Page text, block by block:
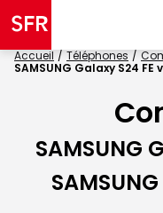
Accueil Téléphones
SAMSUNG Galaxy S24 FE
SAMSUNG